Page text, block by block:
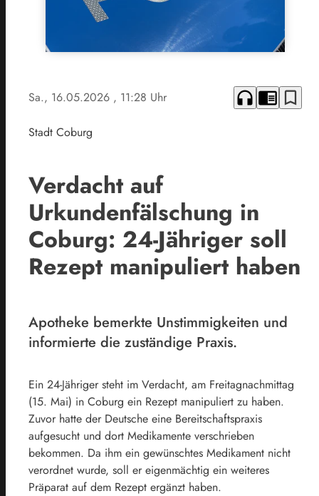
Sa., 16.05.2026 , 11:28 Uhr headphones chrome_reader_mode bookmark_border
Stadt Coburg
Verdacht auf
Urkundenfälschung in
Coburg: 24-Jähriger soll
Rezept manipuliert haben
Apotheke bemerkte Unstimmigkeiten und
informierte die zuständige Praxis.
Ein 24-Jähriger steht im Verdacht, am Freitagnachmittag
(15. Mai) in Coburg ein Rezept manipuliert zu haben.
Zuvor hatte der Deutsche eine Bereitschaftspraxis
aufgesucht und dort Medikamente verschrieben
bekommen. Da ihm ein gewünschtes Medikament nicht
verordnet wurde, soll er eigenmächtig ein weiteres
Präparat auf dem Rezept ergänzt haben.